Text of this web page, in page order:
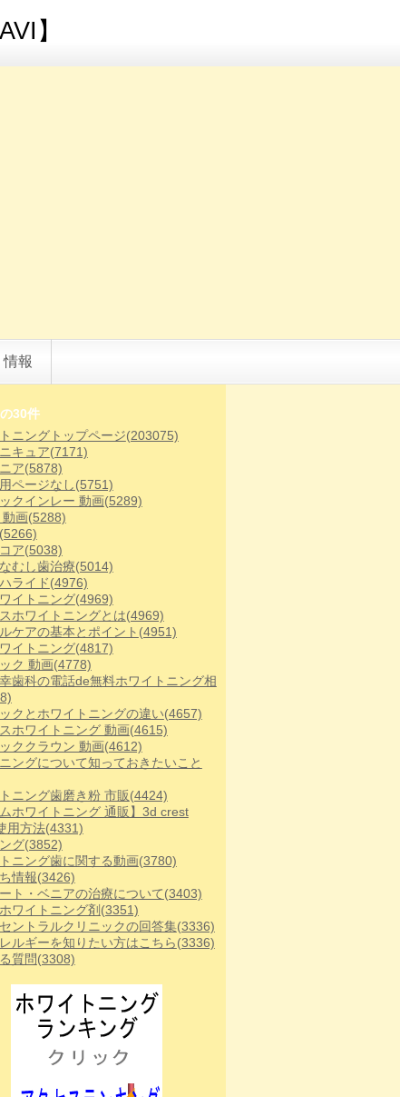
】
情報
30件
ニングトップページ(203075)
キュア(7171)
ア(5878)
ページなし(5751)
クインレー 動画(5289)
動画(5288)
ア(5038)
むし歯治療(5014)
ライド(4976)
イトニング(4969)
ホワイトニングとは(4969)
ケアの基本とポイント (4951)
イトニング(4817)
ク 動画(4778)
歯科の電話de無料ホワイトニング相
クとホワイトニングの違い(4657)
ホワイトニング 動画(4615)
ククラウン 動画(4612)
ングについて知っておきたいこと
ニング歯磨き粉 市販(4424)
ムホワイトニング 通販】3d crest
用方法(4331)
グ(3852)
ニング歯に関する動画(3780)
情報(3426)
ト・ベニアの治療について(3403)
ワイトニング剤 (3351)
ントラルクリニックの回答集(3336)
ルギーを知りたい方はこちら(3336)
質問(3308)